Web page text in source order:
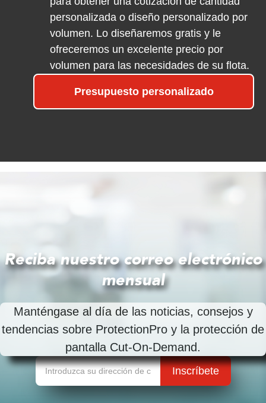
personalizada o diseño personalizado por
volumen. Lo diseñaremos gratis y le
ofreceremos un excelente precio por
volumen para las necesidades de su flota.
Presupuesto personalizado
Reciba nuestro correo electrónico
mensual
Manténgase al día de las noticias, consejos y
tendencias sobre ProtectionPro y la protección de
pantalla Cut-On-Demand.